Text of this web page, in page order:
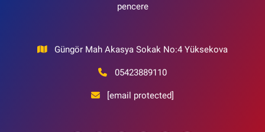
pencere
Güngör Mah Akasya Sokak No:4 Yüksekova
05423889110
[email protected]